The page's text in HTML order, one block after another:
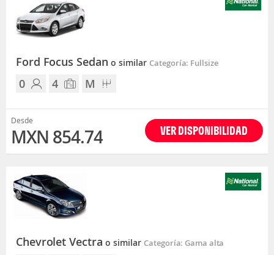
Ford Focus Sedano similar Categoría: Fullsize
0 4 M
Desde
MXN 854.74 VER DISPONIBILIDAD
Chevrolet Vectrao similar Categoría: Gama alta